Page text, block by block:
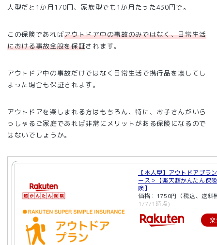
人型だと1か月170円、家族型でも1か月たった430円で。
この保険であればアウトドア中の事故のみではなく、日常生活
における事故全般を保証されます。
アウトドア中の事故だけではなく日常生活で携行品を壊してし
まった場合も保証されます。
アウトドアを楽しまれる方はもちろん、特に、お子さんがいら
っしゃるご家庭であれば非常にメリットがある保険になるので
はないでしょうか。
【本人型】アウトドアプラ
ース＞【楽天超かんたん保
険】
価格：1750円（税込、送料
1/7/1時点)